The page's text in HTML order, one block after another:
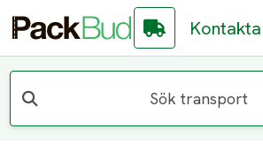
Sök transport